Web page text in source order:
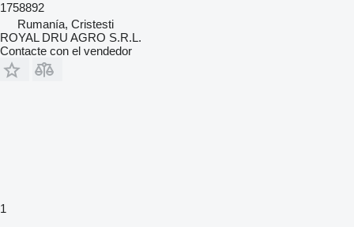
1758892
Rumanía, Cristesti
ROYAL DRU AGRO S.R.L.
Contacte con el vendedor
1